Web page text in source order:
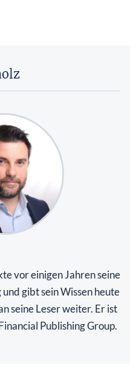
vor einigen Jahren seine
gibt sein Wissen heute
seine Leser weiter. Er ist
Publishing Group.